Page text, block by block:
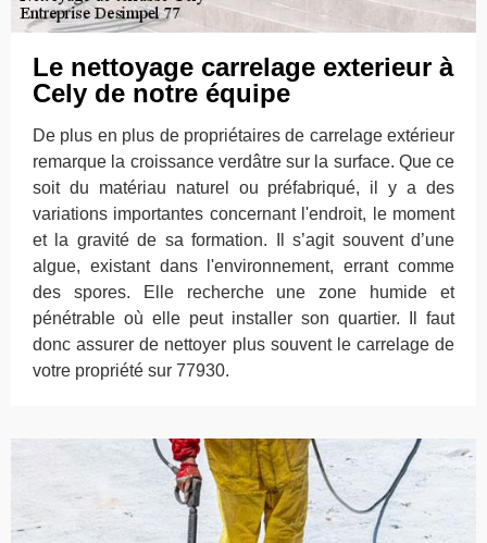
Le nettoyage carrelage exterieur à
Cely de notre équipe
De plus en plus de propriétaires de carrelage extérieur
remarque la croissance verdâtre sur la surface. Que ce
soit du matériau naturel ou préfabriqué, il y a des
variations importantes concernant l'endroit, le moment
et la gravité de sa formation. Il s’agit souvent d’une
algue, existant dans l'environnement, errant comme
des spores. Elle recherche une zone humide et
pénétrable où elle peut installer son quartier. Il faut
donc assurer de nettoyer plus souvent le carrelage de
votre propriété sur 77930.